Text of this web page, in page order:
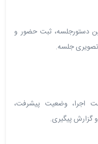
دستورجلسه، ثبت حضور و
جلسه.
اجرا، وضعیت پیشرفت،
گزارش پیگیری.